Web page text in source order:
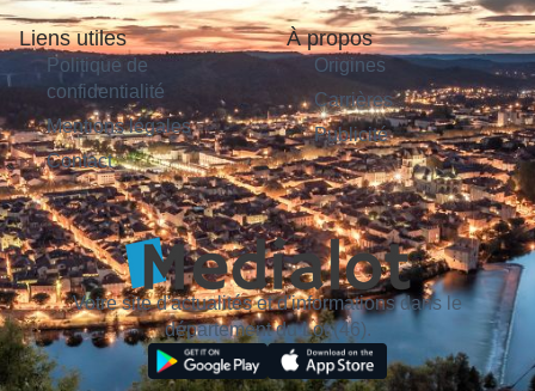
Liens utiles
Politique de
confidentialité
Mentions légales
Contact
À propos
Origines
Carrières
Publicité
Votre site d'actualités et d'informations dans le
département du Lot (46).